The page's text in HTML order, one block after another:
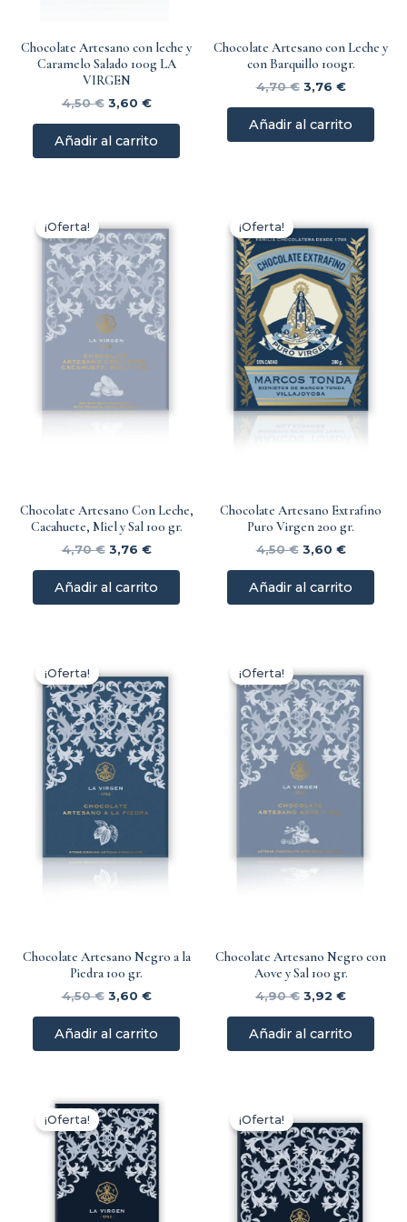
Chocolate Artesano con leche y
Caramelo Salado 100g LA
VIRGEN
4,50€ 3,60 €
Añadir al carrito
Chocolate Artesano con Leche y
con Barquillo 100gr.
4,70€ 3,76 €
Añadir al carrito
¡Oferta!
Chocolate Artesano Con Leche,
Cacahuete, Miel y Sal 100 gr.
4,70€
original
era:
4,70 €.
3,76 €
actual
es:
3,76 €.
Añadir al carrito
¡Oferta!
Chocolate Artesano Extrafino
Puro Virgen 200 gr.
4,50€
original
era:
4,50 €.
3,60 €
actual
es:
3,60 €.
Añadir al carrito
¡Oferta!
Chocolate Artesano Negro a la
Piedra 100 gr.
4,50€
original
era:
4,50 €.
3,60 €
actual
es:
3,60 €.
Añadir al carrito
¡Oferta!
Chocolate Artesano Negro con
Aove y Sal 100 gr.
4,90€
original
era:
4,90 €.
3,92 €
actual
es:
3,92 €.
Añadir al carrito
¡Oferta!
precio
original
era:
4,95 €.
precio
actual
es:
3,96 €.
¡Oferta!
original
era:
4,95 €.
actual
es:
3,96 €.